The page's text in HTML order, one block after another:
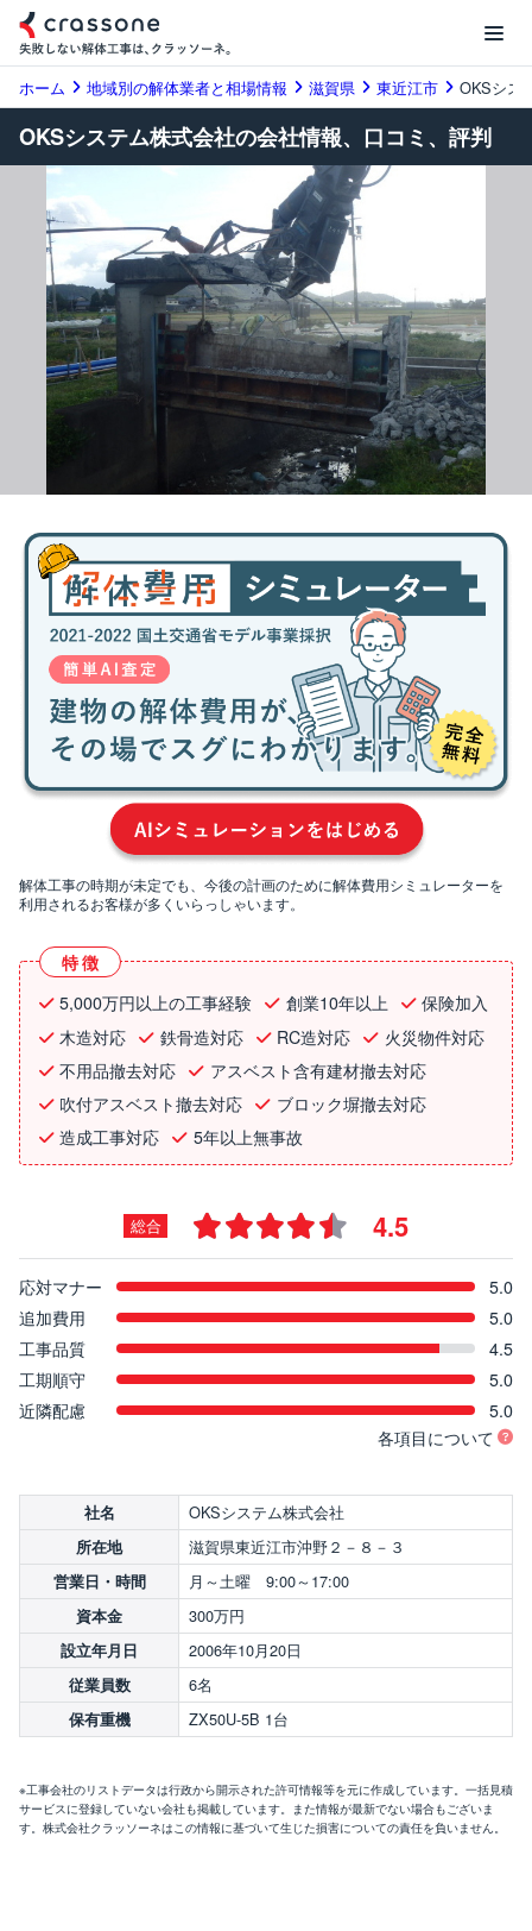
ホーム 地域別の解体業者と相場情報 滋賀県 東近江市 OKSシス
OKSシステム株式会社の会社情報、口コミ、評判
解体工事の時期が未定でも、今後の計画のために解体費用シミュレーターを
利用されるお客様が多くいらっしゃいます。
特徴
5,000万円以上の工事経験
創業10年以上
保険加入
木造対応
鉄骨造対応 RC造対応
火災物件対応
不用品撤去対応
アスベスト含有建材撤去対応
吹付アスベスト撤去対応
ブロック塀撤去対応
造成工事対応
5年以上無事故
総合 4.5
応対マナー
5.0
追加費用
5.0
工事品質
4.5
工期順守
5.0
近隣配慮
5.0
各項目について
社名 OKSシステム株式会社
所在地 滋賀県東近江市沖野２－８－３
営業日・時間 月～土曜 9:00～17:00
資本金 300万円
設立年月日 2006年10月20日
従業員数 6名
保有重機 ZX50U-5B 1台
※工事会社のリストデータは行政から開示された許可情報等を元に作成しています。一括見積
サービスに登録していない会社も掲載しています。また情報が最新でない場合もございま
す。株式会社クラッソーネはこの情報に基づいて生じた損害についての責任を負いません。